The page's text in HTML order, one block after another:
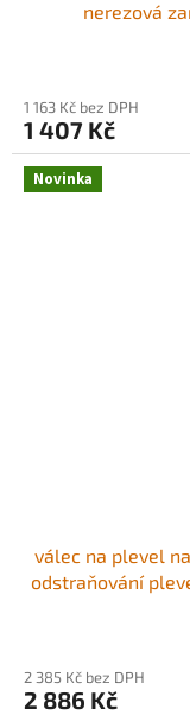
nerezová
trávníku,
1 163 Kč bez DPH
1 407 Kč
Novinka
válec na plevel
odstraňování
nahromaděné
z
2 385 Kč bez DPH
2 886 Kč